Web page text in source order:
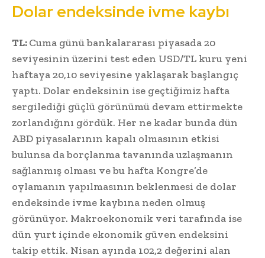
Dolar endeksinde ivme kaybı
TL:Cuma günü bankalararası piyasada 20
seviyesinin üzerini test eden USD/TL kuru yeni
haftaya 20,10 seviyesine yaklaşarak başlangıç
yaptı. Dolar endeksinin ise geçtiğimiz hafta
sergilediği güçlü görünümü devam ettirmekte
zorlandığını gördük. Her ne kadar bunda dün
ABD piyasalarının kapalı olmasının etkisi
bulunsa da borçlanma tavanında uzlaşmanın
sağlanmış olması ve bu hafta Kongre’de
oylamanın yapılmasının beklenmesi de dolar
endeksinde ivme kaybına neden olmuş
görünüyor. Makroekonomik veri tarafında ise
dün yurt içinde ekonomik güven endeksini
takip ettik. Nisan ayında 102,2 değerini alan